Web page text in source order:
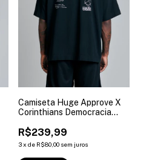
Camiseta Huge Approve X
Corinthians Democracia
R$239,99
3x de R$80,00 sem juros